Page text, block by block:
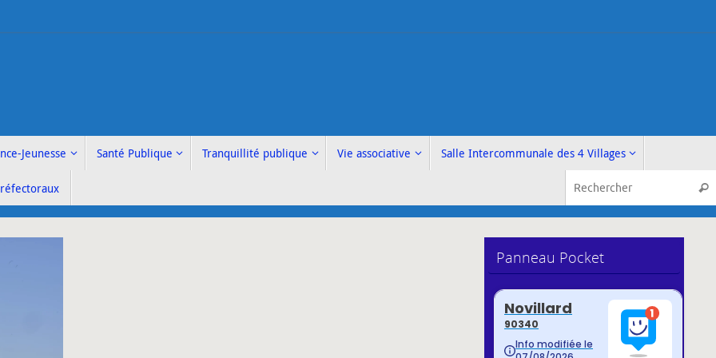
Jeunesse Santé Publique Tranquillité publique Vie associative Salle Intercommunale des 4 Villages
Panneau Pocket